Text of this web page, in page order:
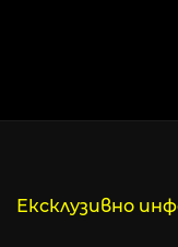
Ексклузивно